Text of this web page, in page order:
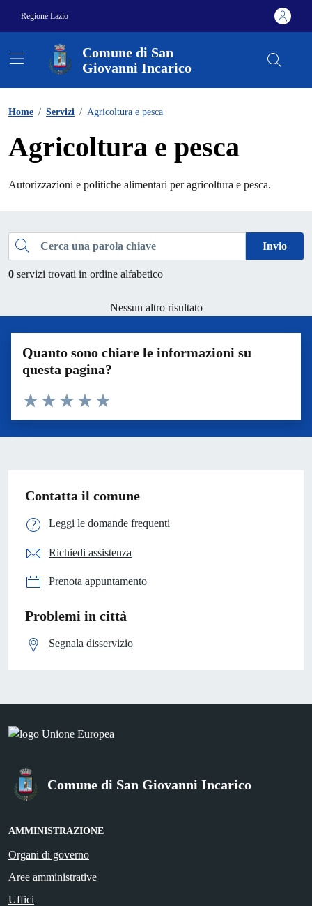
Regione Lazio
Comune di San
Giovanni Incarico
Home / Servizi / Agricoltura e pesca
Agricoltura e pesca
Autorizzazioni e politiche alimentari per agricoltura e pesca.
Cerca una parola chiave Invio
0 servizi trovati in ordine alfabetico
Nessun altro risultato
Quanto sono chiare le informazioni su
questa pagina?
Contatta il comune
Leggi le domande frequenti
Richiedi assistenza
Prenota appuntamento
Problemi in città
Segnala disservizio
Comune di San Giovanni Incarico
AMMINISTRAZIONE
Organi di governo
Aree amministrative
Uffici